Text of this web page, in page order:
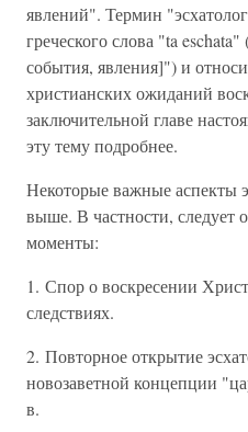
явлений". Термин
греческого слова "ta
события, явления]") и
христианских ожиданий
заключительной главе
эту тему подробнее.
Некоторые важные аспекты
выше. В частности, следует
моменты:
1. Спор о воскресении
следствиях.
2. Повторное открытие
новозаветной концепции
в.